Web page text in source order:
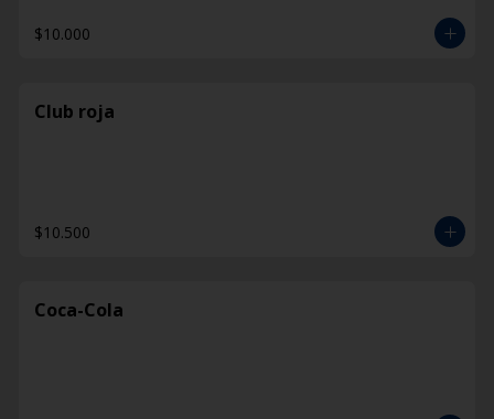
$10.000
Club roja
$10.500
Coca-Cola